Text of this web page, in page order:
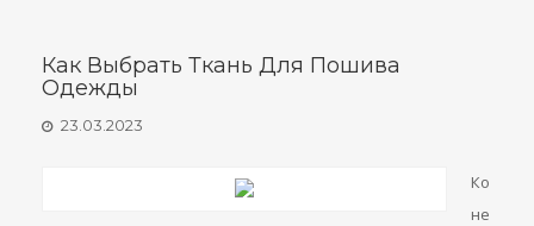
Как Выбрать Ткань Для Пошива
Одежды
23.03.2023
Ко
не